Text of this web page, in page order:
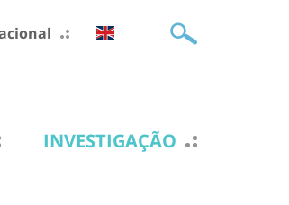
INVESTIGAÇÃO